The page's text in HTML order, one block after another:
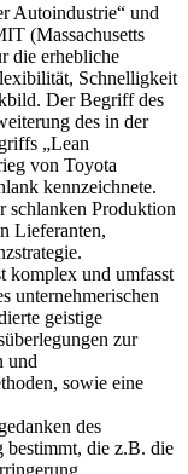
Autoindustrie“ und
(Massachusetts
die erhebliche
Schnelligkeit
Der Begriff des
des in der
„Lean
von Toyota
kennzeichnete.
schlanken Produktion
Lieferanten,
komplex und umfasst
unternehmerischen
geistige
zur
und
sowie eine
des
bestimmt, die z.B. die